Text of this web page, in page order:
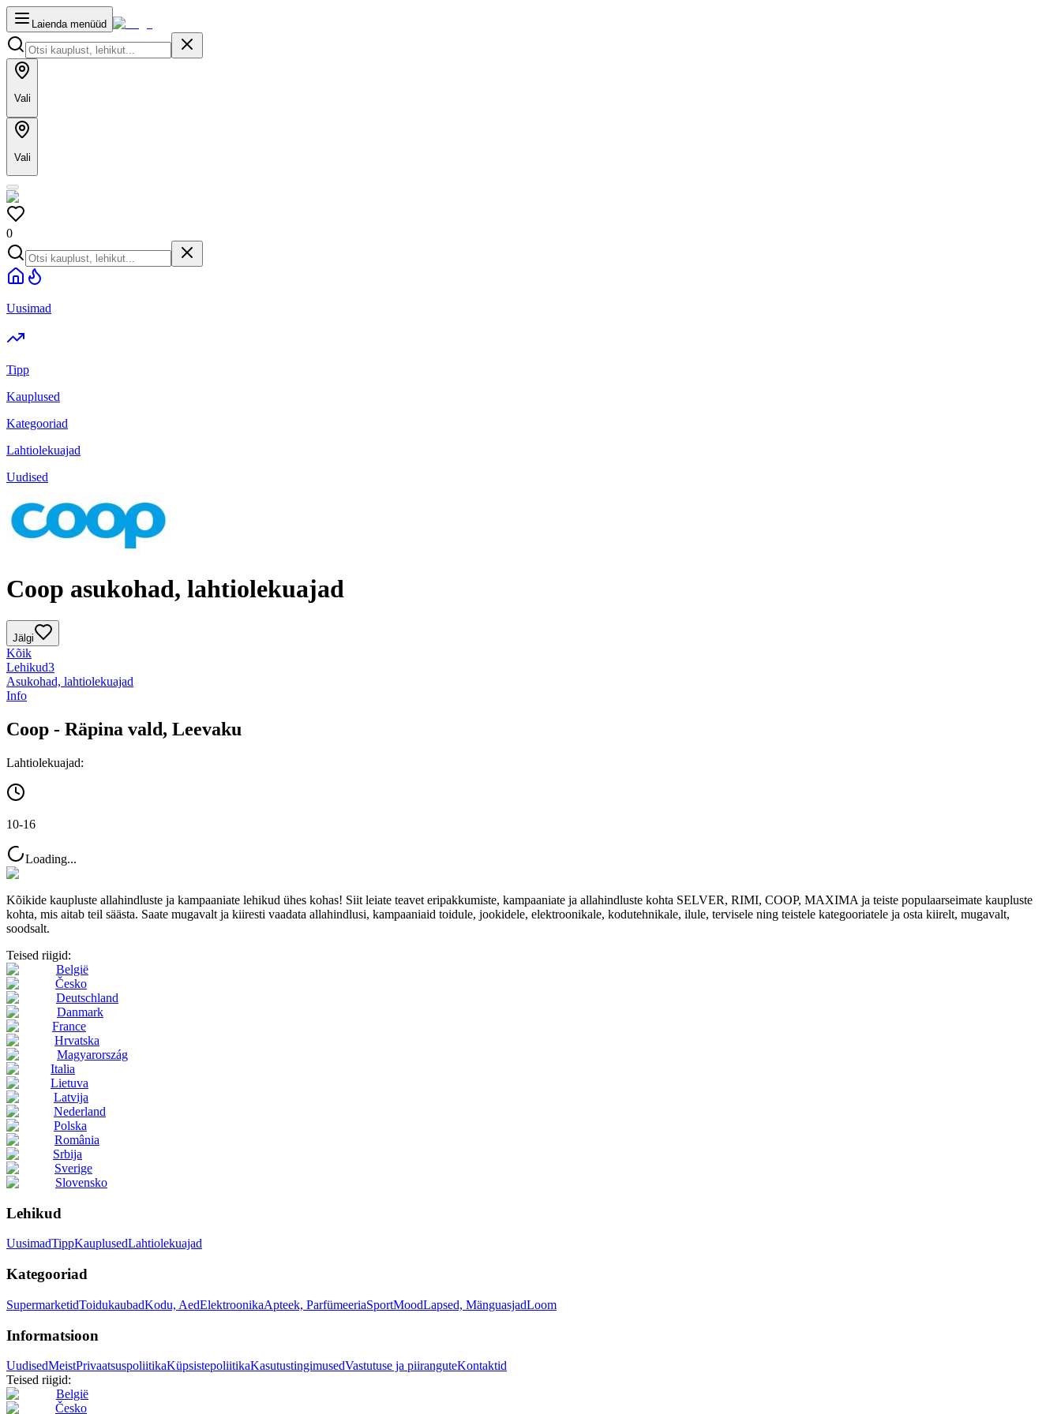
Laienda menüüd
Vali
Vali
0
Uusimad
Tipp
Kauplused
Kategooriad
Lahtiolekuajad
Uudised
Coop asukohad, lahtiolekuajad
Jälgi
Kõik
Lehikud3
Asukohad, lahtiolekuajad
Info
Coop - Räpina vald, Leevaku
Lahtiolekuajad:
10-16
Loading...
Kõikide kaupluste allahindluste ja kampaaniate lehikud ühes kohas! Siit leiate teavet eripakkumiste, kampaaniate ja allahindluste kohta SELVER, RIMI, COOP, MAXIMA ja teiste populaarseimate kaupluste
kohta, mis aitab teil säästa. Saate mugavalt ja kiiresti vaadata allahindlusi, kampaaniaid toidule, jookidele, elektroonikale, kodutehnikale, ilule, tervisele ning teistele kategooriatele ja osta kiirelt, mugavalt,
soodsalt.
Teised riigid:
België
Česko
Deutschland
Danmark
France
Hrvatska
Magyarország
Italia
Lietuva
Latvija
Nederland
Polska
România
Srbija
Sverige
Slovensko
Lehikud
UusimadTippKauplusedLahtiolekuajad
Kategooriad
SupermarketidToidukaubadKodu, AedElektroonikaApteek, ParfümeeriaSportMoodLapsed, MänguasjadLoom
Informatsioon
UudisedMeistPrivaatsuspoliitikaKüpsistepoliitikaKasutustingimusedVastutuse ja piiranguteKontaktid
Teised riigid:
België
Česko